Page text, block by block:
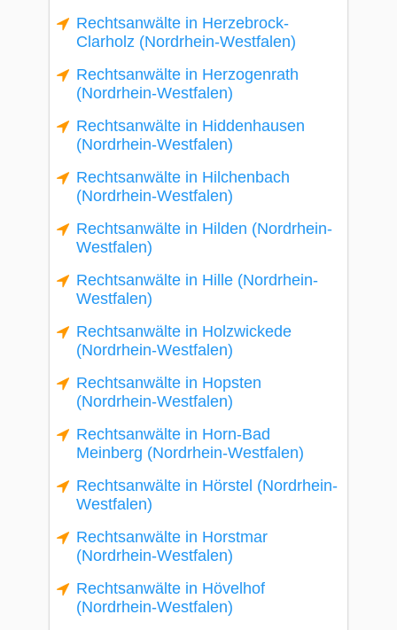
Rechtsanwälte in Herzebrock-
Clarholz (Nordrhein-Westfalen)
Rechtsanwälte in Herzogenrath
(Nordrhein-Westfalen)
Rechtsanwälte in Hiddenhausen
(Nordrhein-Westfalen)
Rechtsanwälte in Hilchenbach
(Nordrhein-Westfalen)
Rechtsanwälte in Hilden (Nordrhein-
Westfalen)
Rechtsanwälte in Hille (Nordrhein-
Westfalen)
Rechtsanwälte in Holzwickede
(Nordrhein-Westfalen)
Rechtsanwälte in Hopsten
(Nordrhein-Westfalen)
Rechtsanwälte in Horn-Bad
Meinberg (Nordrhein-Westfalen)
Rechtsanwälte in Hörstel (Nordrhein-
Westfalen)
Rechtsanwälte in Horstmar
(Nordrhein-Westfalen)
Rechtsanwälte in Hövelhof
(Nordrhein-Westfalen)